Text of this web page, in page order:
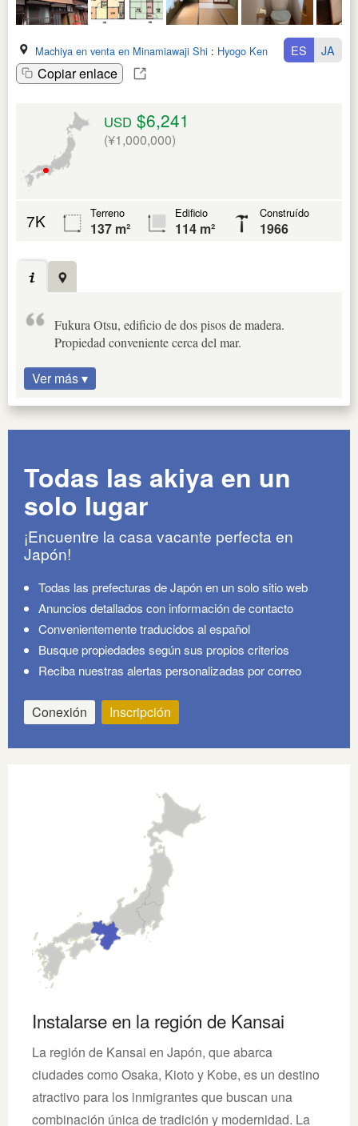
Machiya en venta en Minamiawaji Shi : Hyogo Ken
Copiar enlace
ES JA
USD $6,241
(¥1,000,000)
7K Terreno
137 m²
Edificio
114 m²
Construído
1966
Fukura Otsu, edificio de dos pisos de madera.
Propiedad conveniente cerca del mar.
Ver más ▾
Todas las akiya en un
solo lugar
¡Encuentre la casa vacante perfecta en
Japón!
Todas las prefecturas de Japón en un solo sitio web
Anuncios detallados con información de contacto
Convenientemente traducidos al español
Busque propiedades según sus propios criterios
Reciba nuestras alertas personalizadas por correo
Conexión Inscripción
Instalarse en la región de Kansai
La región de Kansai en Japón, que abarca
ciudades como Osaka, Kioto y Kobe, es un destino
atractivo para los inmigrantes que buscan una
combinación única de tradición y modernidad. La